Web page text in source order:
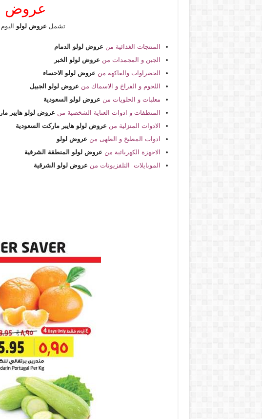
عروض
تشمل عروض لولو اليوم من 14 مارس
المنتجات الغذائية من عروض لولو الدمام
الجبن و المجمدات من عروض لولو الخبر
الخضراوات والفاكهة من عروض لولو الاحساء
اللحوم و الفراخ و الاسماك من عروض لولو الجبيل
معلبات و الحلويات من عروض لولو السعودية
المنظفات و ادوات العناية الشخصية من عروض لولو هايبر
الادوات المنزلية من عروض لولو هايبر ماركت السعودية
ادوات المطبخ و الطهى من عروض لولو
الاجهزة الكهربائية من عروض لولو المنطقة الشرقية
الموبايلات التلفزيونات من عروض لولو الشرقية